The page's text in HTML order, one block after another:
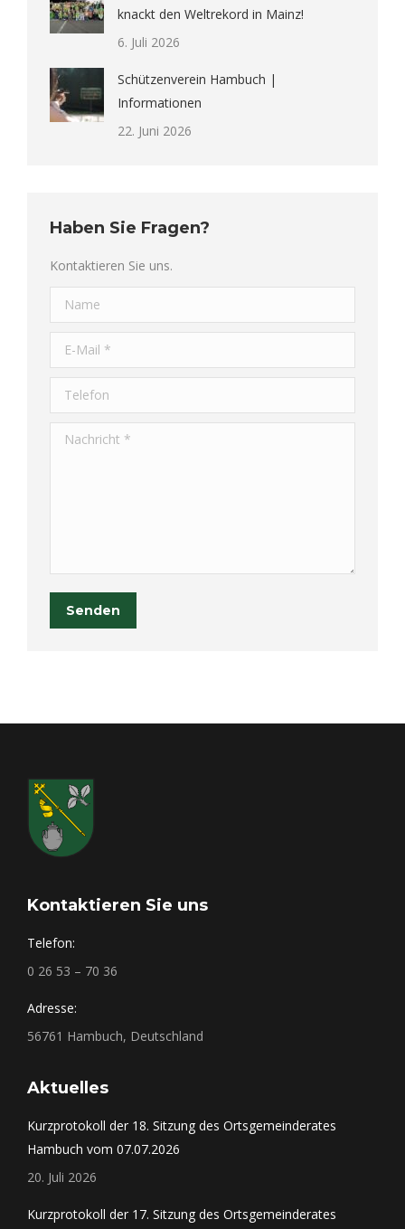
knackt den Weltrekord in Mainz!
6. Juli 2026
Schützenverein Hambuch |
Informationen
22. Juni 2026
Haben Sie Fragen?
Kontaktieren Sie uns.
Name
E-Mail *
Telefon
Nachricht *
Senden
Kontaktieren Sie uns
Telefon:
0 26 53 – 70 36
Adresse:
56761 Hambuch, Deutschland
Aktuelles
Kurzprotokoll der 18. Sitzung des Ortsgemeinderates
Hambuch vom 07.07.2026
20. Juli 2026
Kurzprotokoll der 17. Sitzung des Ortsgemeinderates